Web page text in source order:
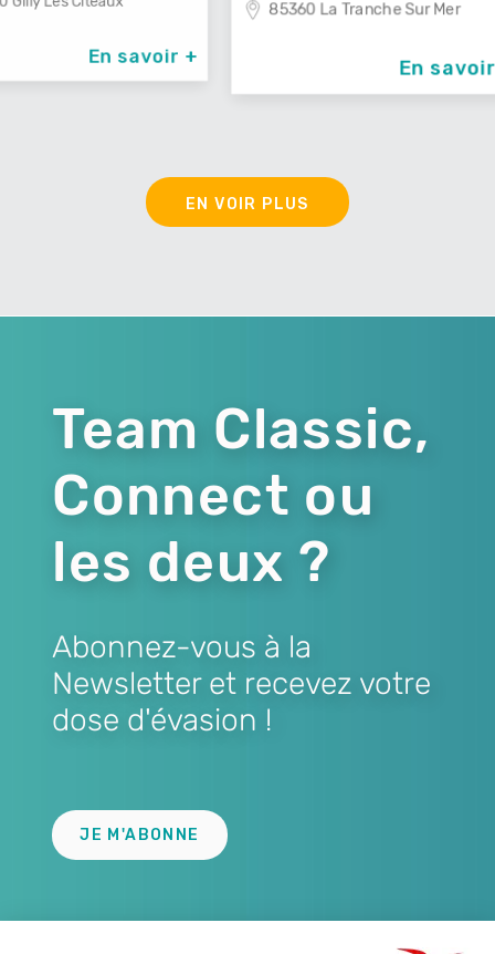
85360 La Tranche Sur Mer
EN VOIR PLUS
Team Classic,
Connect ou
les deux ?
Abonnez-vous à la
Newsletter et recevez votre
dose d'évasion !
JE M'ABONNE